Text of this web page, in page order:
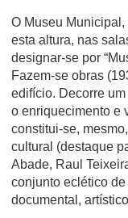
O Museu
esta altura, nas
designar-se por
Fazem-se obras
edifício. Decorre
o enriquecimento e
constitui-se,
cultural (destaque
Abade, Raul
conjunto eclético
documental,